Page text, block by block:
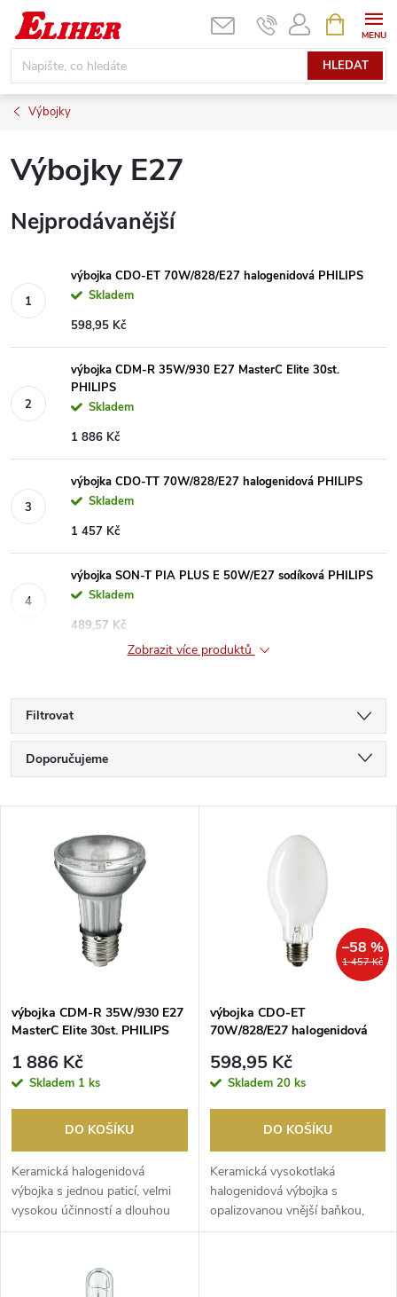
Přejít
obsah
HLEDAT
NÁKUPNÍ
KOŠÍK
Výbojky
Výbojky E27
Nejprodávanější
výbojka CDO-ET 70W/828/E27 halogenidová PHILIPS
Skladem
598,95 Kč
výbojka CDM-R 35W/930 E27 MasterC Elite 30st.
PHILIPS
Skladem
1 886 Kč
výbojka CDO-TT 70W/828/E27 halogenidová PHILIPS
Skladem
1 457 Kč
výbojka SON-T PIA PLUS E 50W/E27 sodíková PHILIPS
Skladem
489,57 Kč
Zobrazit více produktů
Filtrovat
Ř
a
p
r
o
d
u
Doporučujeme
Nejprodávanější
Abecedně
s
p
r
d
u
výbojka CDM-R 35W/930 E27
MasterC Elite 30st. PHILIPS
1 886 Kč
Skladem 1 ks
DO KOŠÍKU
Keramická halogenidová
výbojka s jednou paticí, velmi
vysokou účinností a dlouhou
životností, která ...
1 457 Kč
–58 %
výbojka CDO-ET
70W/828/E27 halogenidová
598,95 Kč
Skladem 20 ks
DO KOŠÍKU
Keramická vysokotlaká
halogenidová výbojka s
opalizovanou vnější baňkou,
používaná v exteriérech a ...